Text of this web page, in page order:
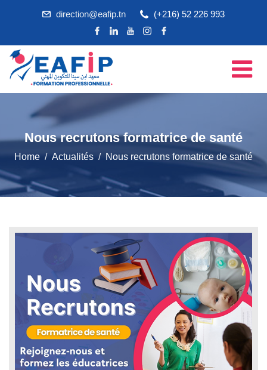
direction@eafip.tn (+216) 52 226 993
Nous recrutons formatrice de santé
Home Actualités Nous recrutons formatrice de santé